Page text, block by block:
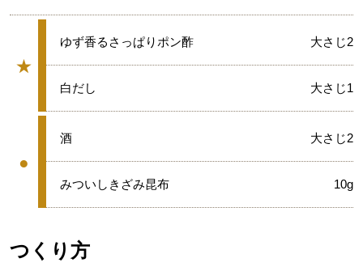
★
グループ
★
ゆず香るさっぱりポン酢 大さじ2
★
白だし 大さじ1
●
●
酒 大さじ2
●
みついしきざみ昆布 10g
つくり方